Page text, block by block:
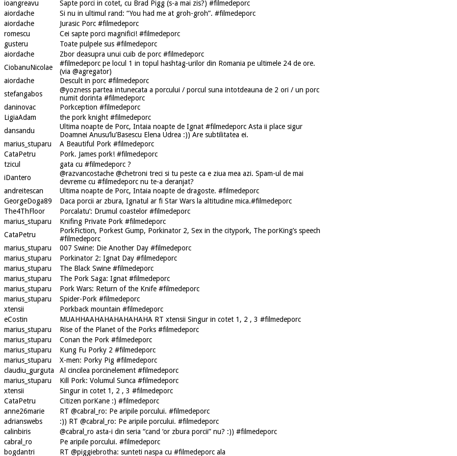
ioangreavu
Sapte porci in cotet, cu Brad Pigg (s-a mai zis?) #filmedeporc
aiordache
Si nu in ultimul rand: “You had me at groh-groh”. #filmedeporc
aiordache
Jurasic Porc #filmedeporc
romescu
Cei sapte porci magnifici! #filmedeporc
gusteru
Toate pulpele sus #filmedeporc
aiordache
Zbor deasupra unui cuib de porc #filmedeporc
CiobanuNicolae
#filmedeporc pe locul 1 in topul hashtag-urilor din Romania pe ultimele 24 de ore.
(via @agregator)
aiordache
Descult in porc #filmedeporc
stefangabos
@yozness partea intunecata a porcului / porcul suna intotdeauna de 2 ori / un porc
numit dorinta #filmedeporc
daninovac
Porkception #filmedeporc
LigiaAdam
the pork knight #filmedeporc
dansandu
Ultima noapte de Porc, Intaia noapte de Ignat #filmedeporc Asta ii place sigur
Doamnei Anusu’lu’Basescu Elena Udrea :)) Are subtilitatea ei.
marius_stuparu
A Beautiful Pork #filmedeporc
CataPetru
Pork. James pork! #filmedeporc
tzicul
gata cu #filmedeporc ?
iDantero
@razvancostache @chetroni treci si tu peste ca e ziua mea azi. Spam-ul de mai
devreme cu #filmedeporc nu te-a deranjat?
andreitescan
Ultima noapte de Porc, Intaia noapte de dragoste. #filmedeporc
GeorgeDoga89
Daca porcii ar zbura, Ignatul ar fi Star Wars la altitudine mica.#filmedeporc
The4ThFloor
Porcalatu’: Drumul coastelor #filmedeporc
marius_stuparu
Knifing Private Pork #filmedeporc
CataPetru
PorkFiction, Porkest Gump, Porkinator 2, Sex in the citypork, The porKing’s speech
#filmedeporc
marius_stuparu
007 Swine: Die Another Day #filmedeporc
marius_stuparu
Porkinator 2: Ignat Day #filmedeporc
marius_stuparu
The Black Swine #filmedeporc
marius_stuparu
The Pork Saga: Ignat #filmedeporc
marius_stuparu
Pork Wars: Return of the Knife #filmedeporc
marius_stuparu
Spider-Pork #filmedeporc
xtensii
Porkback mountain #filmedeporc
eCostin
MUAHHAAHAHAHAHAHAHA RT xtensii Singur in cotet 1, 2 , 3 #filmedeporc
marius_stuparu
Rise of the Planet of the Porks #filmedeporc
marius_stuparu
Conan the Pork #filmedeporc
marius_stuparu
Kung Fu Porky 2 #filmedeporc
marius_stuparu
X-men: Porky Pig #filmedeporc
claudiu_gurguta
Al cincilea porcinelement #filmedeporc
marius_stuparu
Kill Pork: Volumul Sunca #filmedeporc
xtensii
Singur in cotet 1, 2 , 3 #filmedeporc
CataPetru
Citizen porKane :) #filmedeporc
anne26marie
RT @cabral_ro: Pe aripile porcului. #filmedeporc
adrianswebs
:)) RT @cabral_ro: Pe aripile porcului. #filmedeporc
calinbiris
@cabral_ro asta-i din seria “cand ‘or zbura porcii” nu? :)) #filmedeporc
cabral_ro
Pe aripile porcului. #filmedeporc
bogdantri
RT @piggiebrotha: sunteti naspa cu #filmedeporc ala